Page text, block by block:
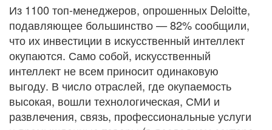
Из 1100 топ-менеджеров, опрошенных Deloitte,
подавляющее большинство — 82% сообщили,
что их инвестиции в искусственный интеллект
окупаются. Само собой, искусственный
интеллект не всем приносит одинаковую
выгоду. В число отраслей, где окупаемость
высокая, вошли технологическая, СМИ и
развлечения, связь, профессиональные услуги